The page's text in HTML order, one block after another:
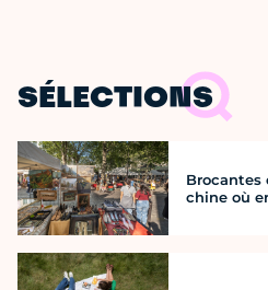
SÉLECTIONS
Brocantes
chine où